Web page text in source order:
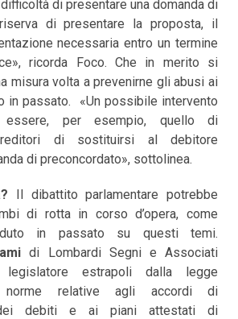
di presentare una domanda di
di presentare la proposta, il
necessaria entro un termine
ricorda Foco. Che in merito si
misura volta a prevenirne gli abusi ai
in passato. «Un possibile intervento
essere, per esempio, quello di
di sostituirsi al debitore
di preconcordato», sottolinea.
Il dibattito parlamentare potrebbe
di rotta in corso d’opera, come
in passato su questi temi.
di Lombardi Segni e Associati
estrapoli dalla legge
norme relative agli accordi di
dei debiti e ai piani attestati di